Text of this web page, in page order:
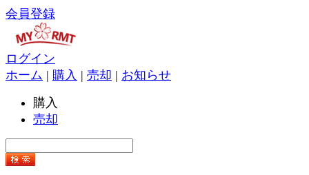
会員登録
ログイン
ホーム | 購入 | 売却 | お知らせ
購入
売却